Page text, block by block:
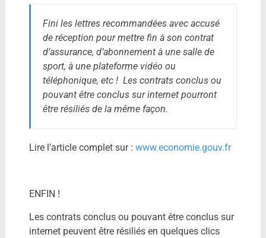
Fini les lettres recommandées avec accusé
de réception pour mettre fin à son contrat
d’assurance, d’abonnement à une salle de
sport, à une plateforme vidéo ou
téléphonique, etc ! Les contrats conclus ou
pouvant être conclus sur internet pourront
être résiliés de la même façon.
Lire l’article complet sur : www.economie.gouv.fr
ENFIN !
Les contrats conclus ou pouvant être conclus sur
internet peuvent être résiliés en quelques clics